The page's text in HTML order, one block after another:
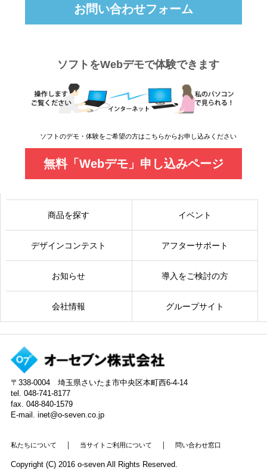
お問い合わせフォーム
ソフトをWebデモで体験できます
ソフトのデモ・体験をご希望の方はこちらからお申し込みください
無料「Webデモ」申し込みページ
商品を探す イベント
デザインコンテスト アフターサポート
お知らせ 導入をご検討の方
会社情報 グループサイト
〒338-0004 埼玉県さいたま市中央区本町西6-4-14
tel. 048-741-8177
fax. 048-840-1579
E-mail. inet@o-seven.co.jp
私たちについて ｜ 当サイトご利用について ｜ 問い合わせ窓口
Copyright (C) 2016 o-seven All Rights Reserved.